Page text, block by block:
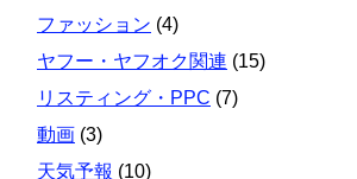
ファッション (4)
ヤフー・ヤフオク関連 (15)
リスティング・PPC (7)
動画 (3)
天気予報 (10)